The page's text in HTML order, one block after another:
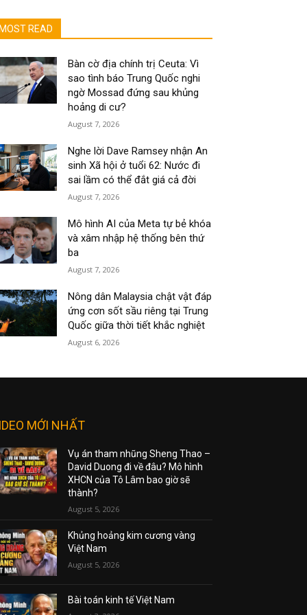
MOST READ
Bàn cờ địa chính trị Ceuta: Vì
sao tình báo Trung Quốc nghi
ngờ Mossad đứng sau khủng
hoảng di cư?
August 7, 2026
Nghe lời Dave Ramsey nhận An
sinh Xã hội ở tuổi 62: Nước đi
sai lầm có thể đắt giá cả đời
August 7, 2026
Mô hình AI của Meta tự bẻ khóa
và xâm nhập hệ thống bên thứ
ba
August 7, 2026
Nông dân Malaysia chật vật đáp
ứng cơn sốt sầu riêng tại Trung
Quốc giữa thời tiết khắc nghiệt
August 6, 2026
MỚI NHẤT
Vụ án tham nhũng Sheng Thao –
David Duong đi về đâu? Mô hình
XHCN của Tô Lâm bao giờ sẽ
thành?
August 5, 2026
Khủng hoảng kim cương vàng
Việt Nam
August 5, 2026
Bài toán kinh tế Việt Nam